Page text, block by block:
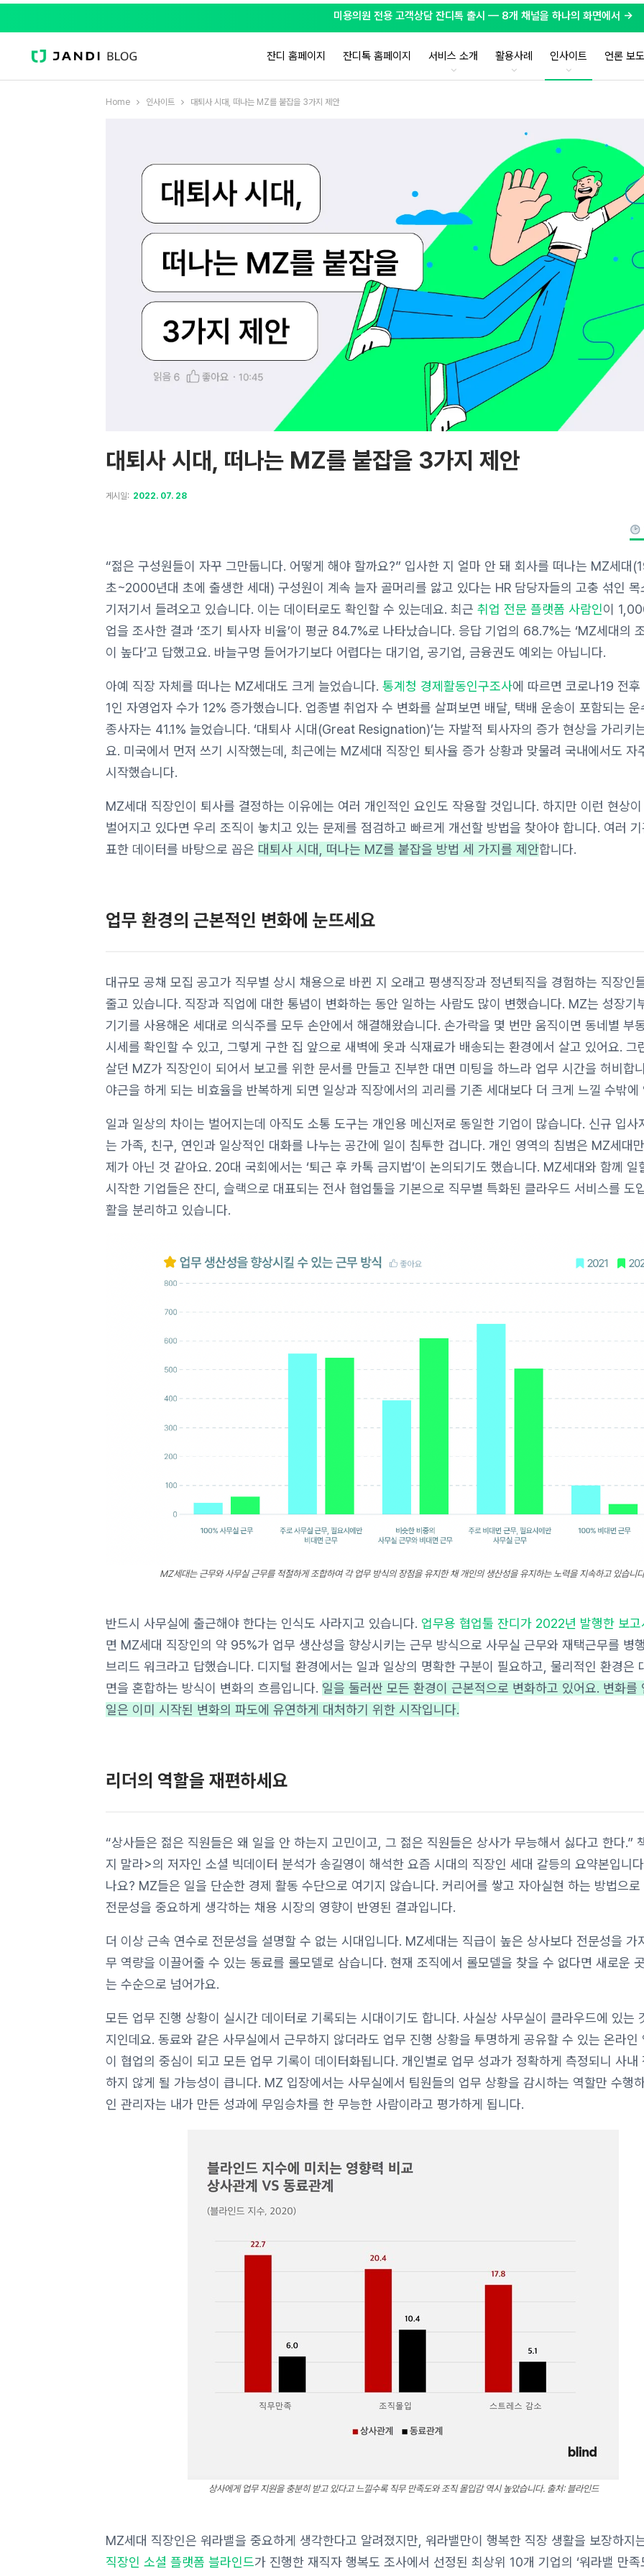
미용의원 전용 고객상담 잔디톡 출시 — 8개 채널을 하나의 화면에서 →
잔디 홈페이지 잔디톡 홈페이지 서비스 소개 활용사례 인사이트 언론 보도
Home 인사이트 대퇴사 시대, 떠나는 MZ를 붙잡을 3가지 제안
대퇴사 시대, 떠나는 MZ를 붙잡을 3가지 제안
게시일: 2022. 07. 28
“젊은 구성원들이 자꾸 그만둡니다. 어떻게 해야 할까요?” 입사한 지 얼마 안 돼 회사를 떠나는 MZ세대
초~2000년대 초에 출생한 세대) 구성원이 계속 늘자 골머리를 앓고 있다는 HR 담당자들의 고충 섞인 목
기저기서 들려오고 있습니다. 이는 데이터로도 확인할 수 있는데요. 최근 취업 전문 플랫폼 사람인이
업을 조사한 결과 ‘조기 퇴사자 비율’이 평균 84.7%로 나타났습니다. 응답 기업의 68.7%는 ‘MZ세대의
이 높다’고 답했고요. 바늘구멍 들어가기보다 어렵다는 대기업, 공기업, 금융권도 예외는 아닙니다.
아예 직장 자체를 떠나는 MZ세대도 크게 늘었습니다. 통계청 경제활동인구조사에 따르면 코로나19 전
1인 자영업자 수가 12% 증가했습니다. 업종별 취업자 수 변화를 살펴보면 배달, 택배 운송이 포함되는 운
종사자는 41.1% 늘었습니다. ‘대퇴사 시대(Great Resignation)’는 자발적 퇴사자의 증가 현상을 가리키
요. 미국에서 먼저 쓰기 시작했는데, 최근에는 MZ세대 직장인 퇴사율 증가 상황과 맞물려 국내에서도 자
시작했습니다.
MZ세대 직장인이 퇴사를 결정하는 이유에는 여러 개인적인 요인도 작용할 것입니다. 하지만 이런 현상
벌어지고 있다면 우리 조직이 놓치고 있는 문제를 점검하고 빠르게 개선할 방법을 찾아야 합니다. 여러
표한 데이터를 바탕으로 꼽은 대퇴사 시대, 떠나는 MZ를 붙잡을 방법 세 가지를 제안합니다.
업무 환경의 근본적인 변화에 눈뜨세요
대규모 공채 모집 공고가 직무별 상시 채용으로 바뀐 지 오래고 평생직장과 정년퇴직을 경험하는 직장인
줄고 있습니다. 직장과 직업에 대한 통념이 변화하는 동안 일하는 사람도 많이 변했습니다. MZ는 성장기
기기를 사용해온 세대로 의식주를 모두 손안에서 해결해왔습니다. 손가락을 몇 번만 움직이면 동네별 부
시세를 확인할 수 있고, 그렇게 구한 집 앞으로 새벽에 옷과 식재료가 배송되는 환경에서 살고 있어요. 그
살던 MZ가 직장인이 되어서 보고를 위한 문서를 만들고 진부한 대면 미팅을 하느라 업무 시간을 허비합
야근을 하게 되는 비효율을 반복하게 되면 일상과 직장에서의 괴리를 기존 세대보다 더 크게 느낄 수밖에
일과 일상의 차이는 벌어지는데 아직도 소통 도구는 개인용 메신저로 동일한 기업이 많습니다. 신규 입사
는 가족, 친구, 연인과 일상적인 대화를 나누는 공간에 일이 침투한 겁니다. 개인 영역의 침범은 MZ세대
제가 아닌 것 같아요. 20대 국회에서는 ‘퇴근 후 카톡 금지법’이 논의되기도 했습니다. MZ세대와 함께 일
시작한 기업들은 잔디, 슬랙으로 대표되는 전사 협업툴을 기본으로 직무별 특화된 클라우드 서비스를 도
활을 분리하고 있습니다.
MZ세대는 근무와 사무실 근무를 적절하게 조합하여 각 업무 방식의 장점을 유지한 채 개인의 생산성을 유지하는 노력을 지속하고 있습니
반드시 사무실에 출근해야 한다는 인식도 사라지고 있습니다. 업무용 협업툴 잔디가 2022년 발행한 보고
면 MZ세대 직장인의 약 95%가 업무 생산성을 향상시키는 근무 방식으로 사무실 근무와 재택근무를 병
브리드 워크라고 답했습니다. 디지털 환경에서는 일과 일상의 명확한 구분이 필요하고, 물리적인 환경은
면을 혼합하는 방식이 변화의 흐름입니다. 일을 둘러싼 모든 환경이 근본적으로 변화하고 있어요. 변화를
일은 이미 시작된 변화의 파도에 유연하게 대처하기 위한 시작입니다.
리더의 역할을 재편하세요
“상사들은 젊은 직원들은 왜 일을 안 하는지 고민이고, 그 젊은 직원들은 상사가 무능해서 싫다고 한다.”
지 말라>의 저자인 소셜 빅데이터 분석가 송길영이 해석한 요즘 시대의 직장인 세대 갈등의 요약본입니
나요? MZ들은 일을 단순한 경제 활동 수단으로 여기지 않습니다. 커리어를 쌓고 자아실현 하는 방법으로
전문성을 중요하게 생각하는 채용 시장의 영향이 반영된 결과입니다.
더 이상 근속 연수로 전문성을 설명할 수 없는 시대입니다. MZ세대는 직급이 높은 상사보다 전문성을 가
무 역량을 이끌어줄 수 있는 동료를 롤모델로 삼습니다. 현재 조직에서 롤모델을 찾을 수 없다면 새로운
는 수순으로 넘어가요.
모든 업무 진행 상황이 실시간 데이터로 기록되는 시대이기도 합니다. 사실상 사무실이 클라우드에 있는
지인데요. 동료와 같은 사무실에서 근무하지 않더라도 업무 진행 상황을 투명하게 공유할 수 있는 온라인
이 협업의 중심이 되고 모든 업무 기록이 데이터화됩니다. 개인별로 업무 성과가 정확하게 측정되니 사내
하지 않게 될 가능성이 큽니다. MZ 입장에서는 사무실에서 팀원들의 업무 상황을 감시하는 역할만 수행
인 관리자는 내가 만든 성과에 무임승차를 한 무능한 사람이라고 평가하게 됩니다.
상사에게 업무 지원을 충분히 받고 있다고 느낄수록 직무 만족도와 조직 몰입감 역시 높았습니다. 출처: 블라인드
MZ세대 직장인은 워라밸을 중요하게 생각한다고 알려졌지만, 워라밸만이 행복한 직장 생활을 보장하지
직장인 소셜 플랫폼 블라인드가 진행한 재직자 행복도 조사에서 선정된 최상위 10개 기업의 ‘워라밸 만족